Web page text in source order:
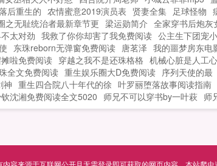
她
天地万物，踏上万界之巅！
越。第一个世界携手霍去
！如果您喜欢无限从饕餮开
享给朋友...
后重生的 农情蜜意2019演员表 贤妻全集 足球怪物
之无耻统治者最新章节更 梁运勋简介 全家穿书后炮灰
太对劲 我救了你你却害了我免费阅读 公主生下团宠
东珠reborn无弹窗免费阅读 唐茗泽 我的噩梦房东电
啦免费阅读 穿越之我不是还珠格格 机械心脏是人工
全文免费阅读 重生娱乐圈大D免费阅读 序列天使的最
神 重生四合院八十年代的徐 叶罗丽堕落故事阅读指南
沈湘免费阅读全文5020 师兄不可以穿书by一叶萩 师
内容来源于互联网公开且无需登录即可获取的网页内容，本站爬